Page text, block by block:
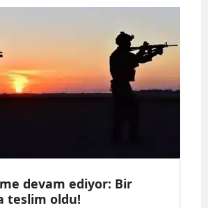
Bartın
Ardahan
devam ediyor: Bir
teslim oldu!